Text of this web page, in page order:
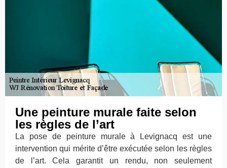
Une peinture murale faite selon
les règles de l’art
La pose de peinture murale à Levignacq est une
intervention qui mérite d’être exécutée selon les règles
de l’art. Cela garantit un rendu, non seulement